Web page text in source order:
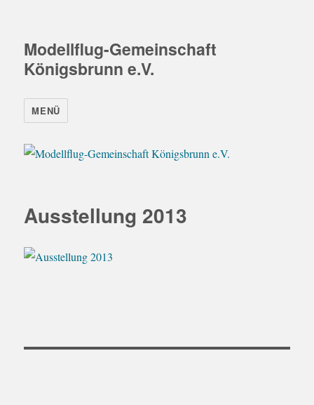
Modellflug-Gemeinschaft
Königsbrunn e.V.
MENÜ
Ausstellung 2013